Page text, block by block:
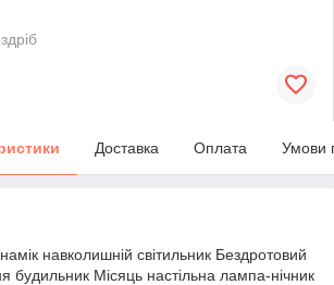
Доставка Оплата Умови
навколишній світильник Бездротовий
будильник Місяць настільна лампа-нічник